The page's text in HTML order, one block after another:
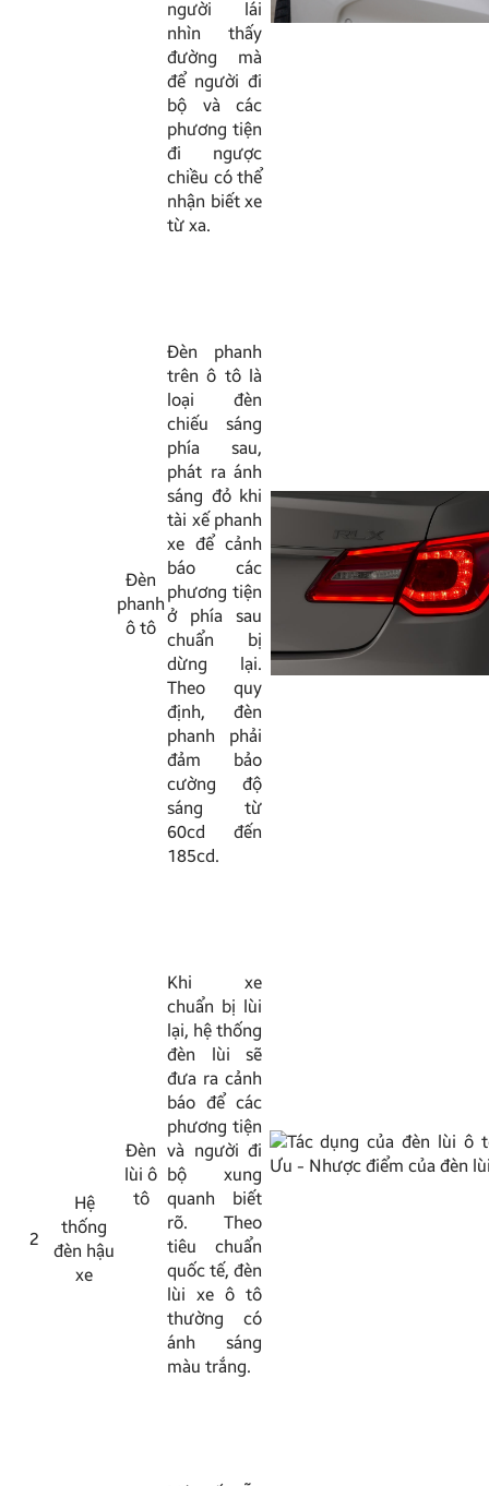
người lái
nhìn thấy
đường mà
để người đi
bộ và các
phương tiện
đi ngược
chiều có thể
nhận biết xe
từ xa.
2
Hệ
thống
đèn hậu
xe
Đèn
phanh
ô tô
Đèn phanh
trên ô tô là
loại đèn
chiếu sáng
phía sau,
phát ra ánh
sáng đỏ khi
tài xế phanh
xe để cảnh
báo các
phương tiện
ở phía sau
chuẩn bị
dừng lại.
Theo quy
định, đèn
phanh phải
đảm bảo
cường độ
sáng từ
60cd đến
185cd.
Đèn
lùi ô
tô
Khi xe
chuẩn bị lùi
lại, hệ thống
đèn lùi sẽ
đưa ra cảnh
báo để các
phương tiện
và người đi
bộ xung
quanh biết
rõ. Theo
tiêu chuẩn
quốc tế, đèn
lùi xe ô tô
thường có
ánh sáng
màu trắng.